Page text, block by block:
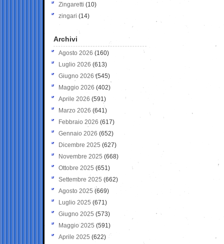
Zingaretti (10)
zingari (14)
Archivi
Agosto 2026 (160)
Luglio 2026 (613)
Giugno 2026 (545)
Maggio 2026 (402)
Aprile 2026 (591)
Marzo 2026 (641)
Febbraio 2026 (617)
Gennaio 2026 (652)
Dicembre 2025 (627)
Novembre 2025 (668)
Ottobre 2025 (651)
Settembre 2025 (662)
Agosto 2025 (669)
Luglio 2025 (671)
Giugno 2025 (573)
Maggio 2025 (591)
Aprile 2025 (622)